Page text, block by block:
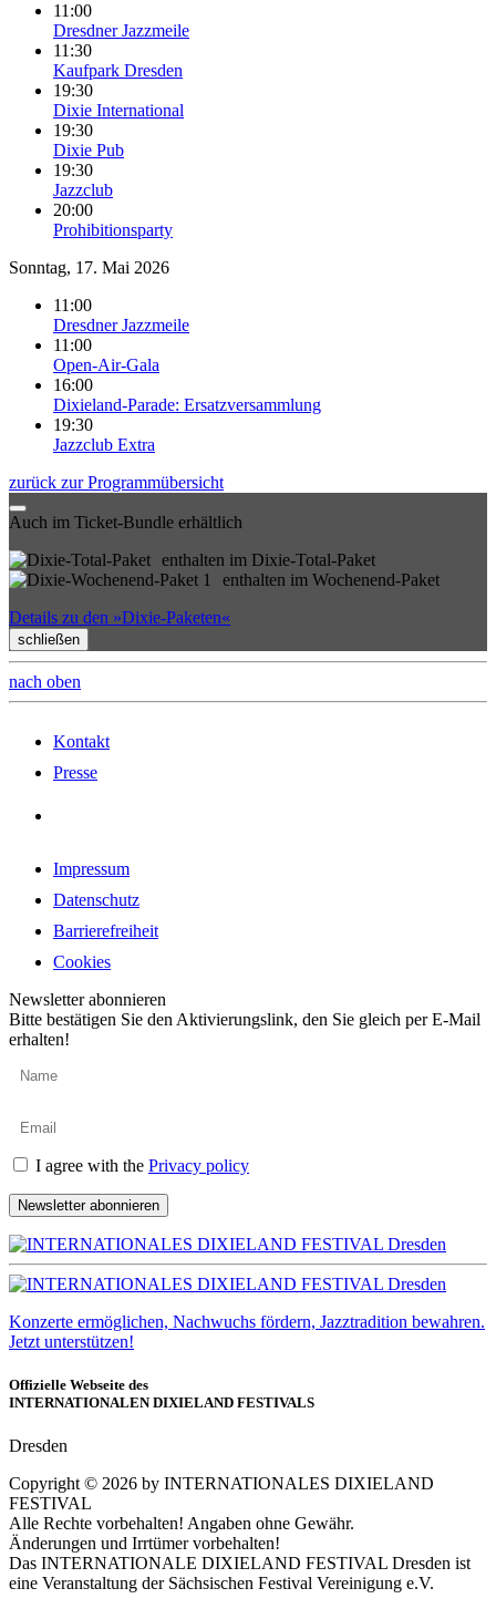
11:00
Dresdner Jazzmeile
11:30
Kaufpark Dresden
19:30
Dixie International
19:30
Dixie Pub
19:30
Jazzclub
20:00
Prohibitionsparty
Sonntag, 17. Mai 2026
11:00
Dresdner Jazzmeile
11:00
Open-Air-Gala
16:00
Dixieland-Parade: Ersatzversammlung
19:30
Jazzclub Extra
zurück zur Programmübersicht
Auch im Ticket-Bundle erhältlich
enthalten im Dixie-Total-Paket
enthalten im Wochenend-Paket
Details zu den »Dixie-Paketen«
schließen
nach oben
Kontakt
Presse
Impressum
Datenschutz
Barrierefreiheit
Cookies
Newsletter abonnieren
Bitte bestätigen Sie den Aktivierungslink, den Sie gleich per E-Mail
erhalten!
I agree with the Privacy policy
Newsletter abonnieren
Konzerte ermöglichen, Nachwuchs fördern, Jazztradition bewahren.
Jetzt unterstützen!
Offizielle Webseite des
INTERNATIONALEN DIXIELAND FESTIVALS
Dresden
Copyright © 2026 by INTERNATIONALES DIXIELAND
FESTIVAL
Alle Rechte vorbehalten! Angaben ohne Gewähr.
Änderungen und Irrtümer vorbehalten!
Das INTERNATIONALE DIXIELAND FESTIVAL Dresden ist
eine Veranstaltung der Sächsischen Festival Vereinigung e.V.